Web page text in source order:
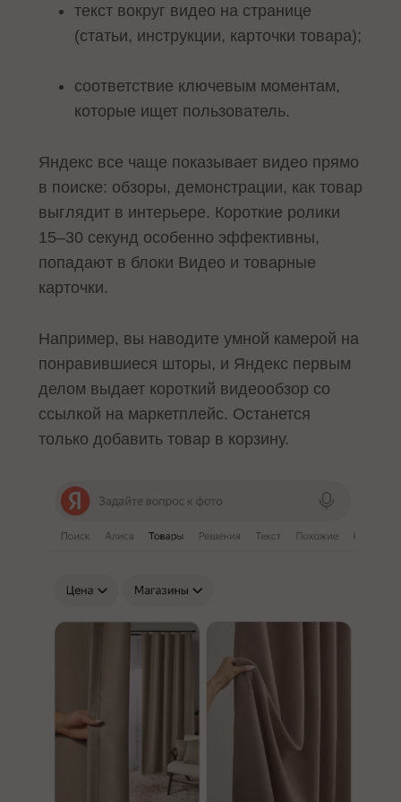
текст вокруг видео на странице
(статьи, инструкции, карточки товара);
соответствие ключевым моментам,
которые ищет пользователь.
Яндекс все чаще показывает видео прямо
в поиске: обзоры, демонстрации, как товар
выглядит в интерьере. Короткие ролики
15–30 секунд особенно эффективны,
попадают в блоки Видео и товарные
карточки.
Например, вы наводите умной камерой на
понравившиеся шторы, и Яндекс первым
делом выдает короткий видеообзор со
ссылкой на маркетплейс. Останется
только добавить товар в корзину.